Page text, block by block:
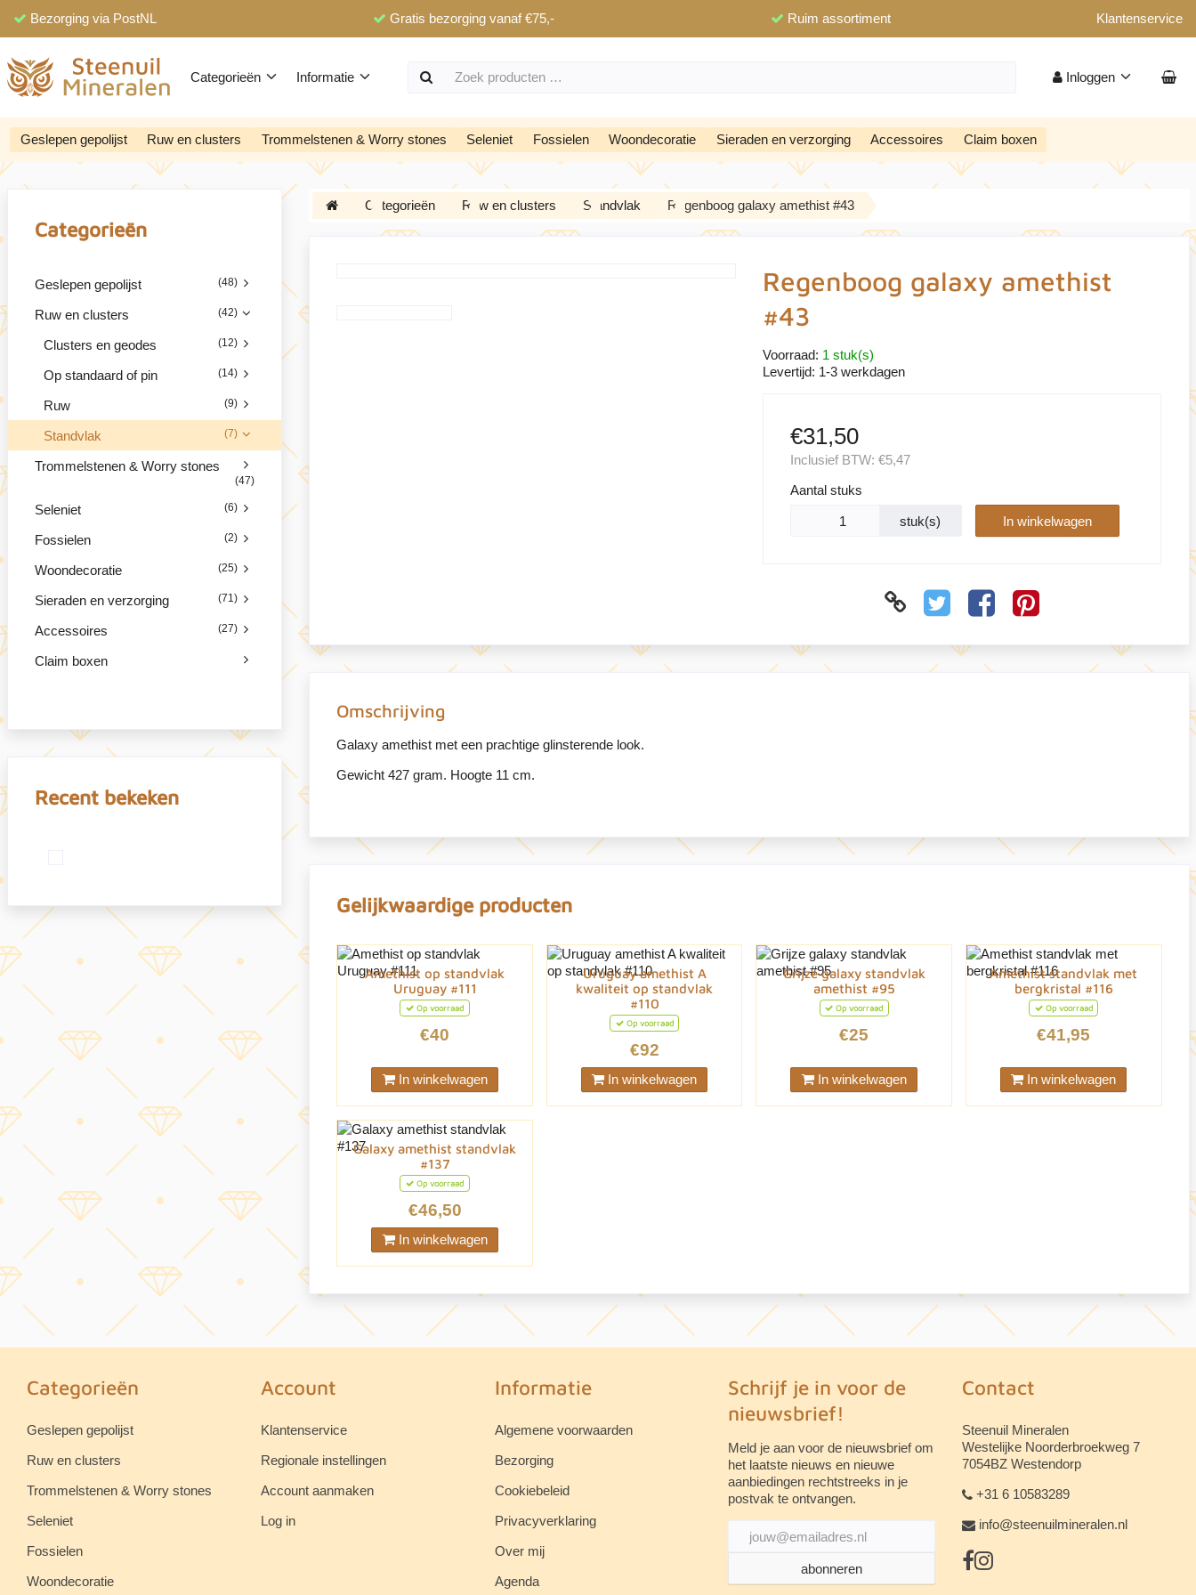
Bezorging via PostNL Gratis bezorging vanaf €75,- Ruim assortiment Klantenservice
Categorieën Informatie Inloggen
Geslepen gepolijst Ruw en clusters Trommelstenen & Worry stones Seleniet Fossielen Woondecoratie Sieraden en verzorging Accessoires Claim boxen
Categorieën
Geslepen gepolijst (48)
Ruw en clusters (42)
Clusters en geodes (12)
Op standaard of pin (14)
Ruw (9)
Standvlak (7)
Trommelstenen & Worry stones
(47)
Seleniet (6)
Fossielen (2)
Woondecoratie (25)
Sieraden en verzorging (71)
Accessoires (27)
Claim boxen
Recent bekeken
Categorieën Ruw en clusters Standvlak Regenboog galaxy amethist #43
Regenboog galaxy amethist
#43
Voorraad: 1 stuk(s)
Levertijd: 1-3 werkdagen
€31,50
Inclusief BTW: €5,47
Aantal stuks
stuk(s) In winkelwagen
Omschrijving
Galaxy amethist met een prachtige glinsterende look.
Gewicht 427 gram. Hoogte 11 cm.
Gelijkwaardige producten
Amethist op standvlak
Uruguay #111
Op voorraad
€40
In winkelwagen
Uruguay amethist A
kwaliteit op standvlak
#110
Op voorraad
€92
In winkelwagen
Grijze galaxy standvlak
amethist #95
Op voorraad
€25
In winkelwagen
Amethist standvlak met
bergkristal #116
Op voorraad
€41,95
In winkelwagen
Galaxy amethist standvlak
#137
Op voorraad
€46,50
In winkelwagen
Categorieën
Geslepen gepolijst
Ruw en clusters
Trommelstenen & Worry stones
Seleniet
Fossielen
Woondecoratie
Account
Klantenservice
Regionale instellingen
Account aanmaken
Log in
Informatie
Algemene voorwaarden
Bezorging
Cookiebeleid
Privacyverklaring
Over mij
Agenda
Schrijf je in voor de
nieuwsbrief!
Meld je aan voor de nieuwsbrief om
het laatste nieuws en nieuwe
aanbiedingen rechtstreeks in je
postvak te ontvangen.
abonneren
Contact
Steenuil Mineralen
Westelijke Noorderbroekweg 7
7054BZ Westendorp
+31 6 10583289
info@steenuilmineralen.nl